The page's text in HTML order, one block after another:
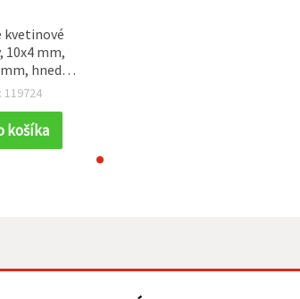
kvetinové
10x4 mm,
hnedá
g (~160 ks)
119724
košíka